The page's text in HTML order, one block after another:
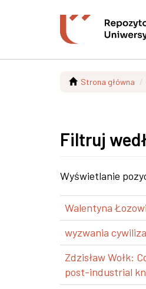
Strona główna
Filtruj
Wyświetlanie
Walentyna
wyzwania
Zdzisław Wołk:
post-industrial